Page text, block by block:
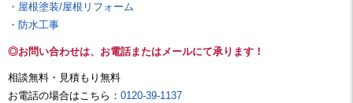
・屋根塗装/屋根リフォーム
・防水工事
◎お問い合わせは、お電話またはメールにて承ります！
相談無料・見積もり無料
お電話の場合はこちら： 0120-39-1137